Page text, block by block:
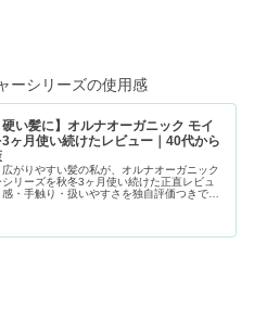
ーシリーズの使用感
硬い髪に】オルナオーガニック モイ
3ヶ月使い続けたレビュー｜40代から
広がりやすい髪の私が、オルナオーガニック
リーズを秋冬3ヶ月使い続けた正直レビュ
・手触り・扱いやすさを独自評価つきで紹